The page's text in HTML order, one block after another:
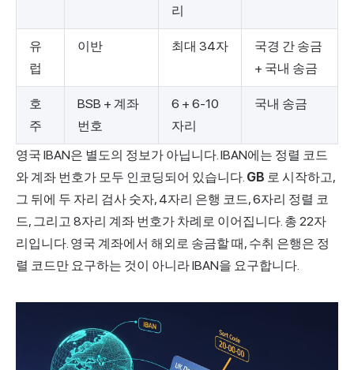
리
유
럽
이반 최대 34자
국경 간 송금
+ 국내 송금
호
주
BSB + 계좌
번호
6 + 6-10
자리
국내 송금
영국 IBAN은 별도의 정보가 아닙니다. IBAN에는 정렬 코드
와 계좌 번호가 모두 인코딩되어 있습니다. GB 로 시작하고,
그 뒤에 두 자리 검사 숫자, 4자리 은행 코드, 6자리 정렬 코
드, 그리고 8자리 계좌 번호가 차례로 이어집니다. 총 22자
리입니다. 영국 계좌에서 해외로 송금할 때, 수취 은행은 정
렬 코드만 요구하는 것이 아니라 IBAN을 요구합니다.